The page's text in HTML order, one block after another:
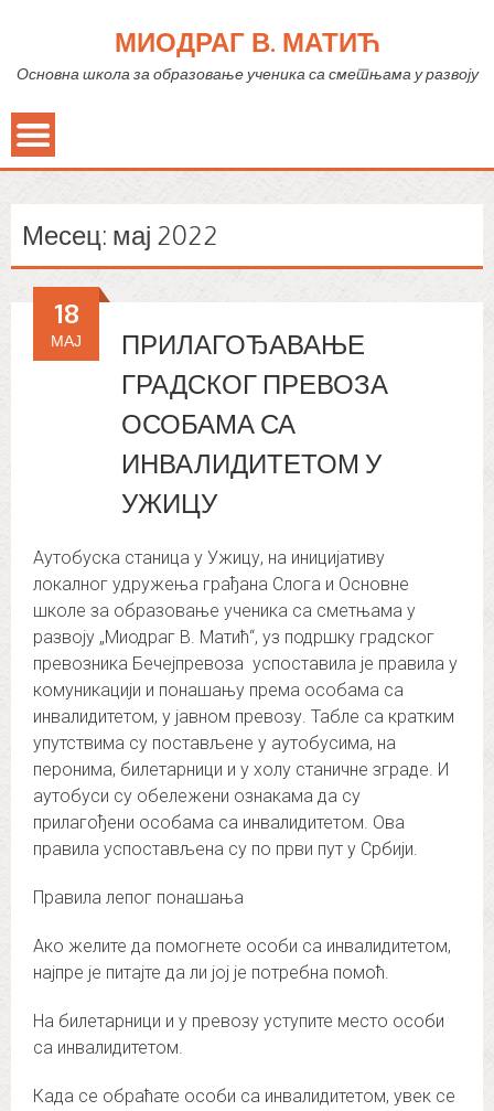
МИОДРАГ В. МАТИЋ
Основна школа за образовање ученика са сметњама у развоју
Месец: мај 2022
ПРИЛАГОЂАВАЊЕ
ГРАДСКОГ ПРЕВОЗА
ОСОБАМА СА
ИНВАЛИДИТЕТОМ У
УЖИЦУ
18
МАЈ
Аутобуска станица у Ужицу, на иницијативу
локалног удружења грађана Слога и Основне
школе за образовање ученика са сметњама у
развоју „Миодраг В. Матић“, уз подршку градског
превозника Бечејпревоза успоставила је правила у
комуникацији и понашању према особама са
инвалидитетом, у јавном превозу. Табле са кратким
упутствима су постављене у аутобусима, на
перонима, билетарници и у холу станичне зграде. И
аутобуси су обележени ознакама да су
прилагођени особама са инвалидитетом. Ова
правила успостављена су по први пут у Србији.
Правила лепог понашања
Ако желите да помогнете особи са инвалидитетом,
најпре је питајте да ли јој је потребна помоћ.
На билетарници и у превозу уступите место особи
са инвалидитетом.
Када се обраћате особи са инвалидитетом, увек се